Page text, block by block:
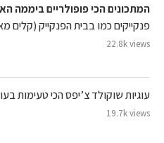
המתכונים הכי פופולריים ביממה
פנקייקים כמו בבית הפנקייק (קלים
22.8k views
עוגיות שוקולד צ’יפס הכי טעימות
19.7k views